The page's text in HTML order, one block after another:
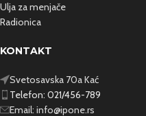
Ulja za menjače
Radionica
KONTAKT
Svetosavska 70a Kać
Telefon: 021/456-789
Email: info@ipone.rs